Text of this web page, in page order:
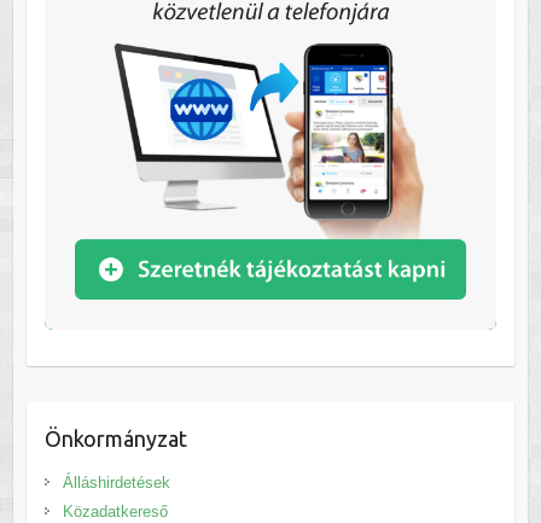
Önkormányzat
Álláshirdetések
Közadatkereső